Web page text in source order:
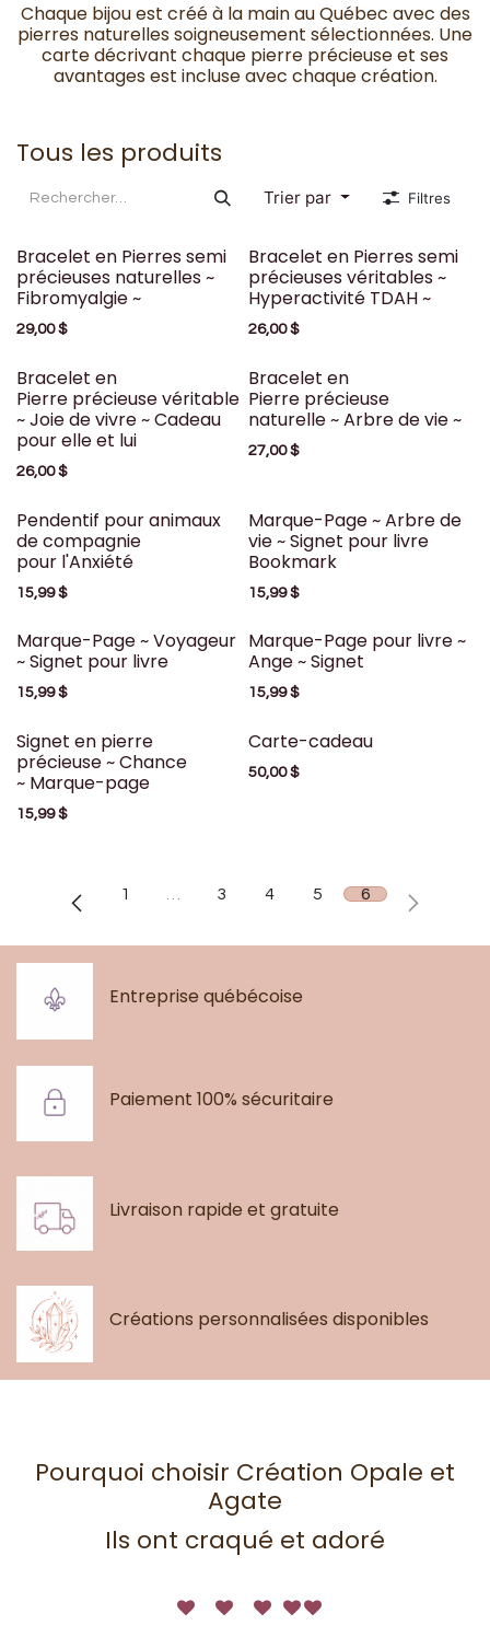
Chaque bijou est créé à la main au Québec avec des
pierres naturelles soigneusement sélectionnées. Une
carte décrivant chaque pierre précieuse et ses
avantages est incluse avec chaque création.
Tous les produits
Trier par Filtres
Bracelet en Pierres semi
précieuses naturelles ~
Fibromyalgie ~
29,00$
Bracelet en Pierres semi
précieuses véritables ~
Hyperactivité TDAH ~
26,00$
Bracelet en
Pierre précieuse véritable
~ Joie de vivre ~ Cadeau
pour elle et lui
26,00$
Bracelet en
Pierre précieuse
naturelle ~ Arbre de vie ~
27,00$
Pendentif pour animaux
de compagnie
pour l'Anxiété
15,99$
Marque-Page ~ Arbre de
vie ~ Signet pour livre
Bookmark
15,99$
Marque-Page ~ Voyageur
~ Signet pour livre
15,99$
Marque-Page pour livre ~
Ange ~ Signet
15,99$
Signet en pierre
précieuse ~ Chance
~ Marque-page
15,99$
Carte-cadeau
50,00$
1 3 4 5 6
Entreprise québécoise
Paiement 100% sécuritaire
Livraison rapide et gratuite
Créations personnalisées disponibles
Pourquoi choisir Création Opale et
Agate
Ils ont craqué et adoré